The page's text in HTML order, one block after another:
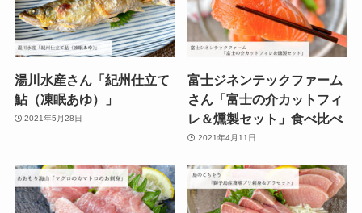
湯川水産さん「紀州仕立て
鮎（凍眠あゆ）」
2021年5月28日
富士ジネンテックファーム
さん「富士の介カットフィ
レ＆燻製セット」食べ比べ
2021年4月11日